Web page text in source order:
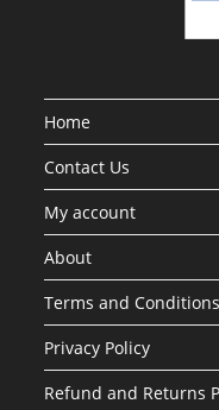
Home
Contact Us
My account
About
Terms and Conditions
Privacy Policy
Refund and Returns